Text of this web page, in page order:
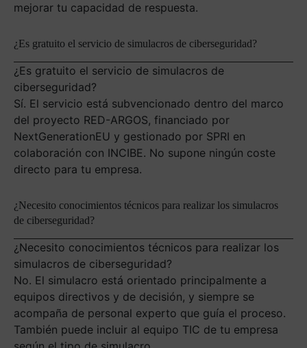
mejorar tu capacidad de respuesta.
¿Es gratuito el servicio de simulacros de ciberseguridad?
¿Es gratuito el servicio de simulacros de
ciberseguridad?
Sí. El servicio está subvencionado dentro del marco
del proyecto RED-ARGOS, financiado por
NextGenerationEU y gestionado por SPRI en
colaboración con INCIBE. No supone ningún coste
directo para tu empresa.
¿Necesito conocimientos técnicos para realizar los simulacros
de ciberseguridad?
¿Necesito conocimientos técnicos para realizar los
simulacros de ciberseguridad?
No. El simulacro está orientado principalmente a
equipos directivos y de decisión, y siempre se
acompaña de personal experto que guía el proceso.
También puede incluir al equipo TIC de tu empresa